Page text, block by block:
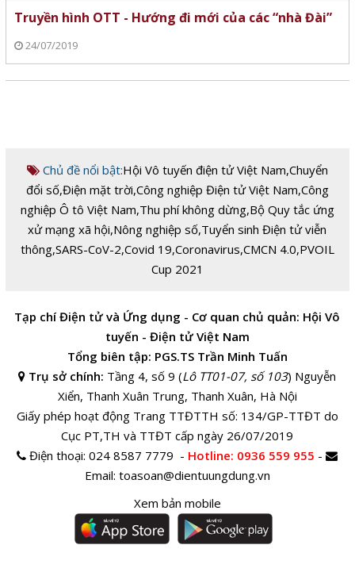
Truyền hình OTT - Hướng đi mới của các “nhà Đài”
24/07/2019
Chủ đề nổi bật:Hội Vô tuyến điện tử Việt Nam,Chuyển
đổi số,Điện mặt trời,Công nghiệp Điện tử Việt Nam,Công
nghiệp Ô tô Việt Nam,Thu phí không dừng,Bộ Quy tắc ứng
xử mạng xã hội,Nông nghiệp số,Tuyển sinh Điện tử viễn
thông,SARS-CoV-2,Covid 19,Coronavirus,CMCN 4.0,PVOIL
Cup 2021
Tạp chí Điện tử và Ứng dụng - Cơ quan chủ quản: Hội Vô
tuyến - Điện tử Việt Nam
Tổng biên tập: PGS.TS Trần Minh Tuấn
Trụ sở chính: Tầng 4, số 9 (Lô TT01-07, số 103) Nguyễn
Xiển, Thanh Xuân Trung, Thanh Xuân, Hà Nội
Giấy phép hoạt động Trang TTĐTTH số: 134/GP-TTĐT do
Cục PT,TH và TTĐT cấp ngày 26/07/2019
Điện thoại:024 8587 7779 - Hotline: 0936 559 955 -
Email: toasoan@dientuungdung.vn
Xem bản mobile